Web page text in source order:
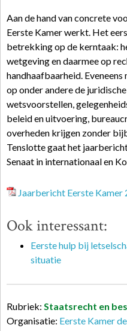
Aan de hand van concrete
Eerste Kamer werkt. Het
betrekking op de kerntaak:
wetgeving en daarmee op
handhaafbaarheid.
op onder andere de
wetsvoorstellen,
beleid en uitvoering,
overheden krijgen zonder
Tenslotte gaat het
Senaat in internationaal en
Jaarbericht Eerste
Ook interessant:
Eerste hulp bij
situatie
Rubriek: Staatsrecht en
Organisatie: Eerste Kamer